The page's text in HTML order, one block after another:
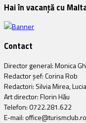
Hai în vacanță cu
Contact
Director general: Monica
Redactor șef: Corina Rob
Redactori: Silvia Mirea,
Art director: Florin Hău
Telefon: 0722.281.622
E-mail: office@turismclub.ro